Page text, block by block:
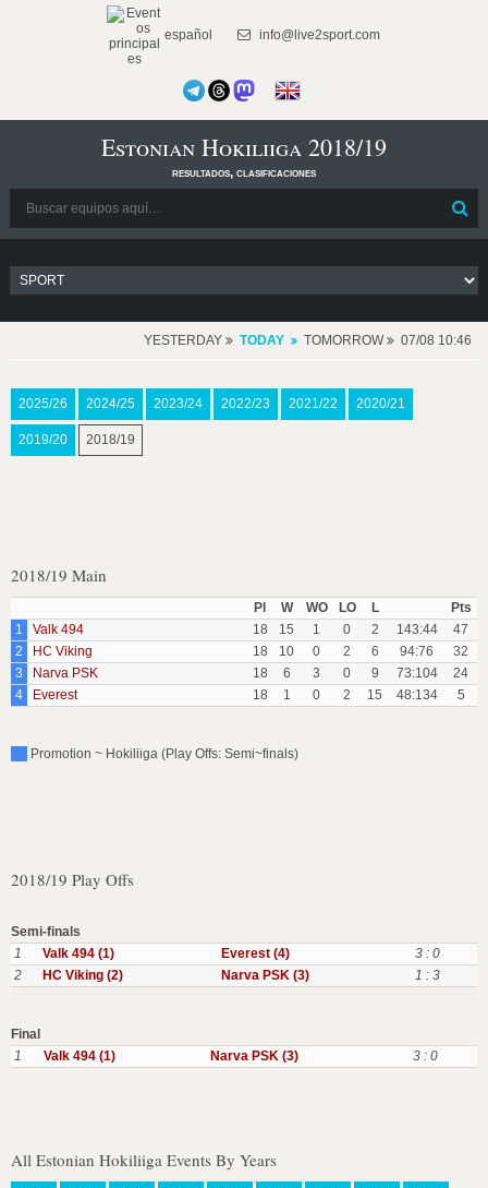
español info@live2sport.com
Estonian Hokiliiga 2018/19
resultados, clasificaciones
YESTERDAY TODAY TOMORROW 07/08 10:46
2025/26 2024/25 2023/24 2022/23 2021/22 2020/21
2019/20 2018/19
2018/19 Main
Pl W WO LO L
Pts
1
Valk 494 18 15 1 0 2 143:44
47
2
HC Viking 18 10 0 2 6 94:76
32
3
Narva PSK 18 6 3 0 9 73:104
24
4
Everest 18 1 0 2 15 48:134 5
Promotion ~ Hokiliiga (Play Offs: Semi~finals)
2018/19 Play Offs
Semi-finals
1
Valk 494 (1) Everest (4)
3 : 0
2
HC Viking (2) Narva PSK (3) 1 : 3
Final
1
Valk 494 (1) Narva PSK (3) 3 : 0
All Estonian Hokiliiga Events By Years